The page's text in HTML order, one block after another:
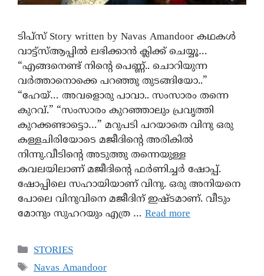
ടിപ്സ് Story written by Navas Amandoor കഥകൾ
വാട്ട്സ്ആപ്പിൽ ലഭിക്കാൻ ക്ലിക്ക് ചെയ്യൂ…
“എങ്ങനെണ്ട് നിന്റെ പെണ്ണ്.. ചൊറിയുന്ന
വർത്താനൊക്കെ പറഞ്ഞു തുടങ്ങിയോ..”
“ഹേയ്… അവളൊരു പാവാ.. സംസാരം തന്നെ
കുറവ്.” “സംസാരം കുറഞ്ഞാലും പ്രവൃത്തി
കുറക്കണ്ടാട്ടൊ…” മറുപടി പറയാതെ വിനു ഒരു
കള്ളചിരിയോടെ മജീദിന്റെ അരികിൽ
നിന്നു.വീടിന്റെ അടുത്തു തന്നെയുള്ള
കവലയിലാണ് മജീദിന്റെ ഫർണിച്ചർ ഷോപ്പ്.
ഷോപ്പിലെ സഹായിയാണ് വിനു. ഒരു അനിയനെ
പോലെ വിനുവിനെ മജീദിന് ഇഷ്ടമാണ്. വീടും
മോനും സുഹറയും എത്ര … Read more
STORIES
Navas Amandoor